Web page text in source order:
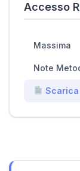
Accesso
Massima
Note
Scarica